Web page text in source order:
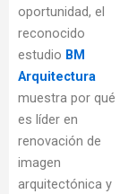
oportunidad, el
reconocido
estudio BM
Arquitectura
muestra por qué
es líder en
renovación de
imagen
arquitectónica y